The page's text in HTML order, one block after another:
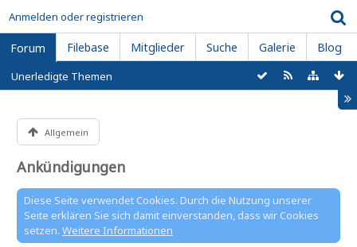
Anmelden oder registrieren
Forum Filebase Mitglieder Suche Galerie Blog
Unerledigte Themen
Allgemein
Ankündigungen
Diese Seite verwendet Cookies. Durch die Nutzung unserer
Seite erklären Sie sich damit einverstanden, dass wir Cookies
setzen. Weitere Informationen